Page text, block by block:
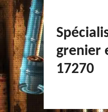
grenier
17270